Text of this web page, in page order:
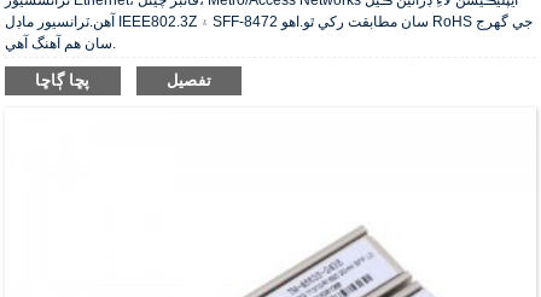
آهن.ٽرانسيور ماڊل IEEE802.3Z ۽ SFF-8472 سان مطابقت رکي ٿو.اهو RoHS جي گهرج
سان هم آهنگ آهي.
پڇا ڳاڇا تفصيل